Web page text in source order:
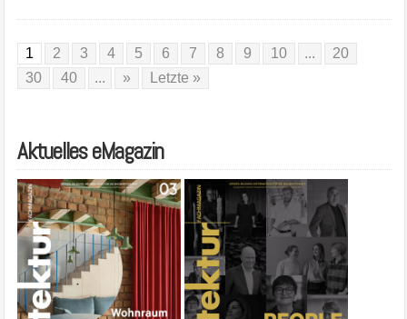
1 2 3 4 5 6 7 8 9 10 ...
20
30
40 ... » Letzte »
Aktuelles eMagazin